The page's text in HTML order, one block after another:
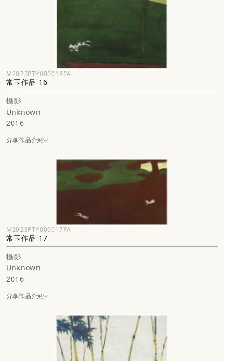
M2023PTY000016PA
常玉作品 16
攝影
Unknown
2016
分享作品介紹
M2023PTY000017PA
常玉作品 17
攝影
Unknown
2016
分享作品介紹